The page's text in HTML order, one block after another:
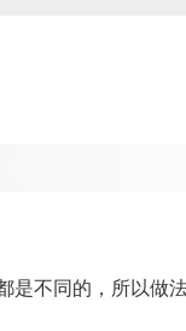
是不同的，所以做